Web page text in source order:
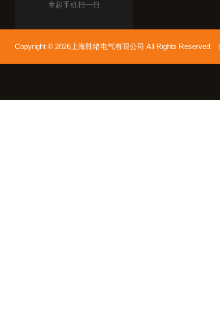
拿起手机扫一扫
Copyright © 2026上海胜绪电气有限公司 All Rights Reserved